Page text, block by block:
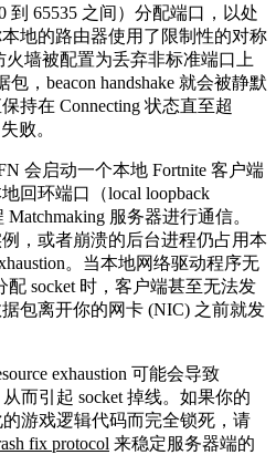
到 65535 之间）分配端口，以处
地的路由器使用了限制性的对称
火墙被配置为丢弃非标准端口上
，beacon handshake 就会被静默
持在 Connecting 状态直至超
败。
会启动一个本地 Fortnite 客户端
回环端口（local loopback
服务器进行通信。
，或者崩溃的后台进程仍占用本
。当本地网络驱动程序无
配 socket 时，客户端甚至无法发
包离开你的网卡 (NIC) 之前就发
exhaustion 可能会导致
而引起 socket 掉线。如果你的
的游戏逻辑代码而完全锁死，请
fix protocol 来稳定服务器端的